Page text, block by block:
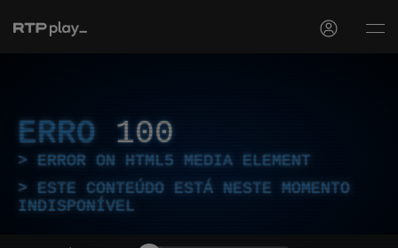
ERRO 100
ERROR ON HTML5 MEDIA ELEMENT
ESTE CONTEÚDO ESTÁ NESTE MOMENTO
INDISPONÍVEL